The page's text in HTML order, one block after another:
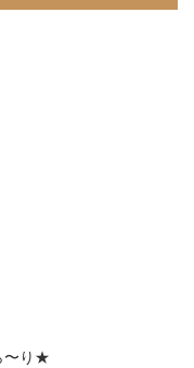
〜り★